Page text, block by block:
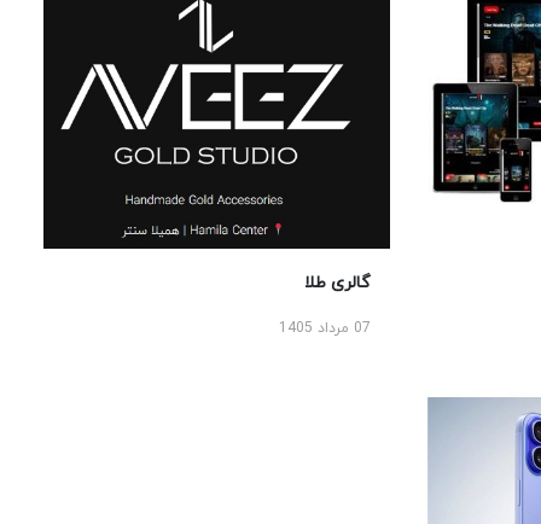
گالری طلا
07 مرداد 1405